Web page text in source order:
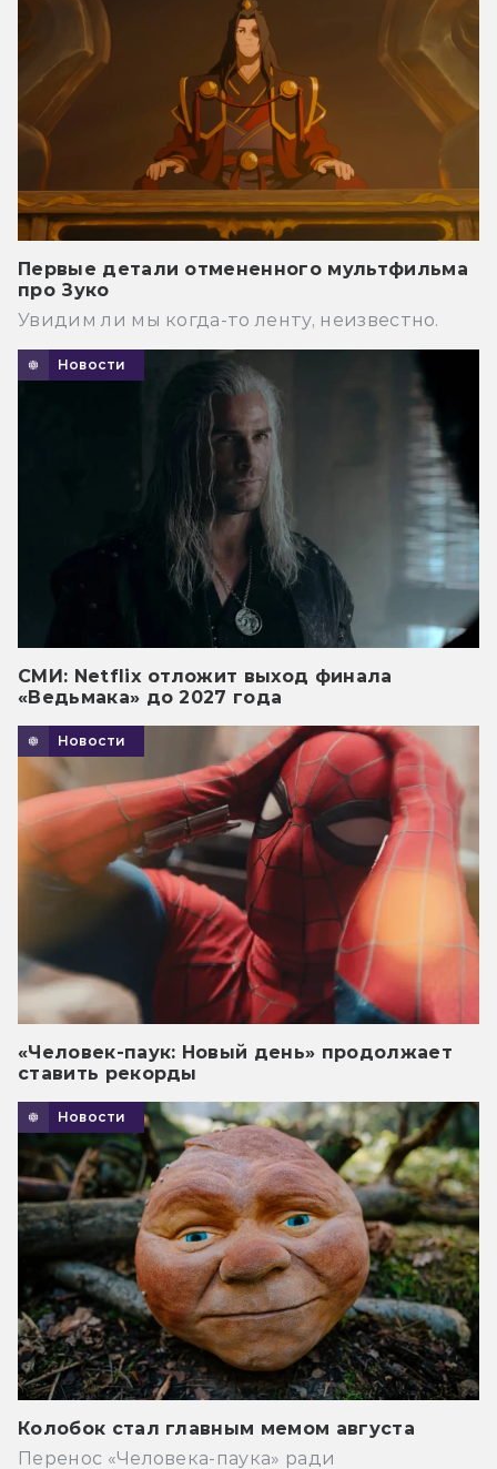
Первые детали отмененного мультфильма
про Зуко
Увидим ли мы когда-то ленту, неизвестно.
Новости
СМИ: Netflix отложит выход финала
«Ведьмака» до 2027 года
Новости
«Человек-паук: Новый день» продолжает
ставить рекорды
Новости
Колобок стал главным мемом августа
Перенос «Человека-паука» ради